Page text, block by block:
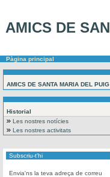
AMICS DE
Pàgina principal
AMICS DE SANTA MARIA DEL PUIG
Historial
Les nostres notícies
Les nostres activitats
Subscriu-t'hi
Envia'ns la teva adreça de correu